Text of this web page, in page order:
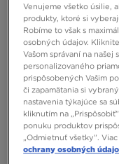
EMPIRE ČISTIACI
CLEAN KEEPER
8,00 €
Venujeme všetko úsilie,
produkty, ktoré si
Robíme to však s
osobných údajov.
Vašom správaní na
personalizovaného
prispôsobených Vašim
či zapamätania si
nastavenia týkajúce sa
kliknutím na
ponuku produktov
„Odmietnuť všetky”.
ochrany osobných